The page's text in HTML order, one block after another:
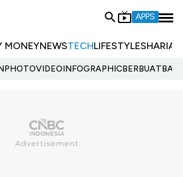
APPS
MONEYNEWSTECHLIFESTYLESHARIA
PHOTOVIDEOINFOGRAPHIC